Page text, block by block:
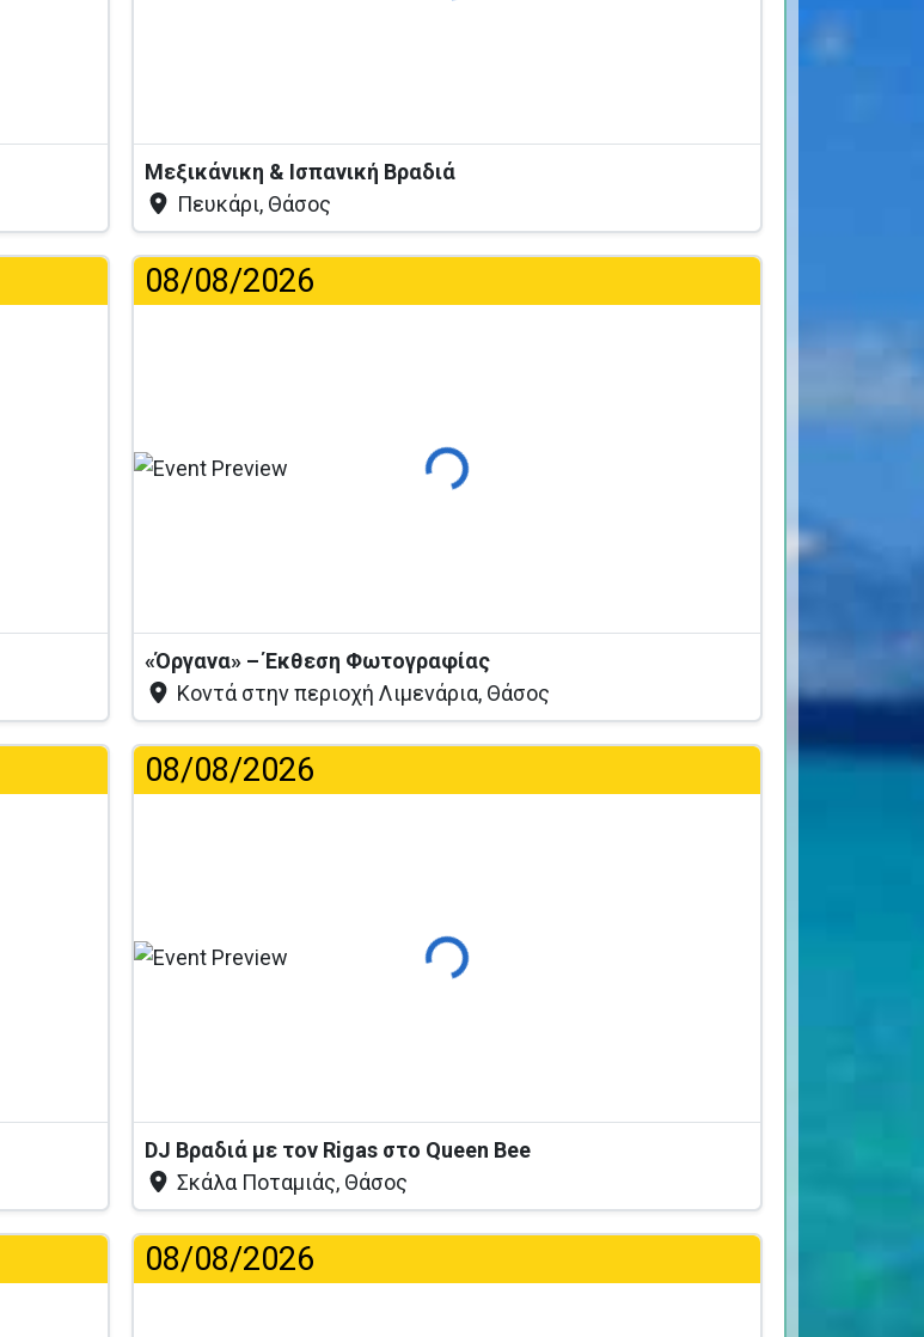
Μεξικάνικη & Ισπανική Βραδιά
Πευκάρι, Θάσος
08/08/2026
Φόρτωση...
«Όργανα» – Έκθεση Φωτογραφίας
Κοντά στην περιοχή Λιμενάρια, Θάσος
08/08/2026
Φόρτωση...
DJ Βραδιά με τον Rigas στο Queen Bee
Σκάλα Ποταμιάς, Θάσος
08/08/2026